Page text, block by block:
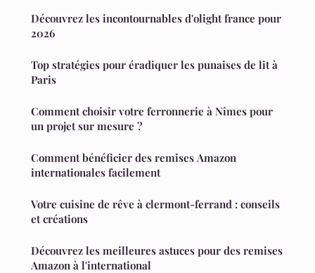
Découvrez les incontournables d'olight france pour
2026
Top stratégies pour éradiquer les punaises de lit à
Paris
Comment choisir votre ferronnerie à Nîmes pour
un projet sur mesure ?
Comment bénéficier des remises Amazon
internationales facilement
Votre cuisine de rêve à clermont-ferrand : conseils
et créations
Découvrez les meilleures astuces pour des remises
Amazon à l'international